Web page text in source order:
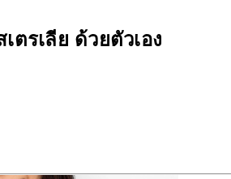
ตรเลีย ด้วยตัวเอง